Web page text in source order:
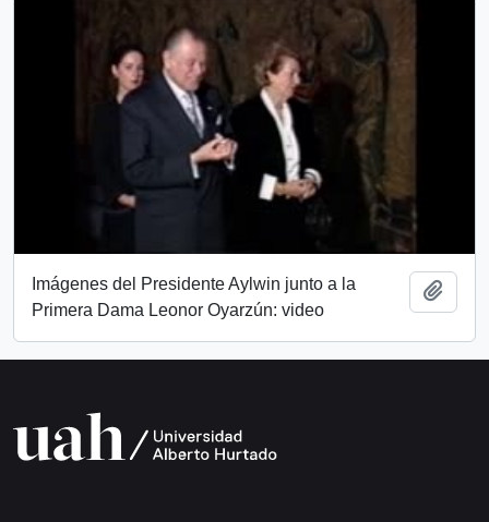
Imágenes del Presidente Aylwin junto a la
Primera Dama Leonor Oyarzún: video